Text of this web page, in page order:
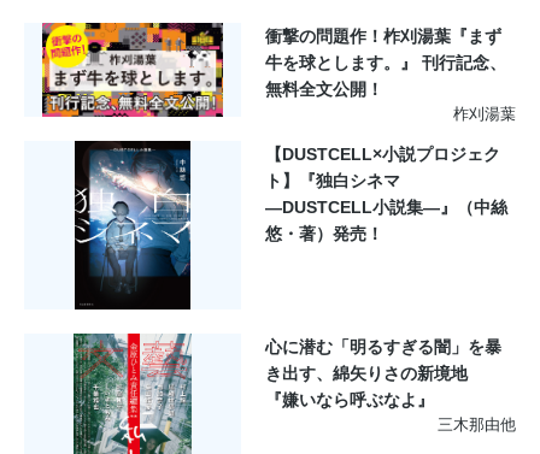
衝撃の問題作！柞刈湯葉『まず
牛を球とします。』 刊行記念、
無料全文公開！
柞刈湯葉
【DUSTCELL×小説プロジェク
ト】『独白シネマ
―DUSTCELL小説集―』（中絲
悠・著）発売！
心に潜む「明るすぎる闇」を暴
き出す、綿矢りさの新境地
『嫌いなら呼ぶなよ』
三木那由他